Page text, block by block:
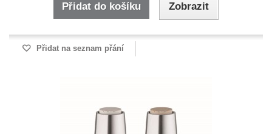
Přidat do košíku Zobrazit
Přidat na seznam přání